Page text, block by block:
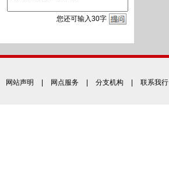
您还可输入30字
网站声明 网点服务 分支机构 联系我行